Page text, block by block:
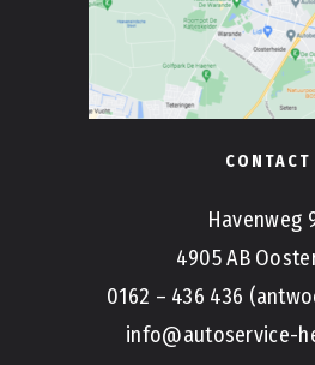
CONTACT
Havenweg
4905 AB
0162 – 436 436
info@autoservice-